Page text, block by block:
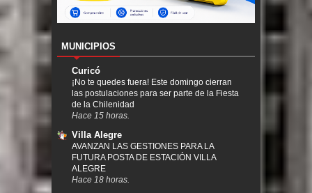
MUNICIPIOS
Curicó
¡No te quedes fuera! Este domingo cierran
las postulaciones para ser parte de la Fiesta
de la Chilenidad
Hace 15 horas.
Villa Alegre
AVANZAN LAS GESTIONES PARA LA
FUTURA POSTA DE ESTACIÓN VILLA
ALEGRE
Hace 18 horas.